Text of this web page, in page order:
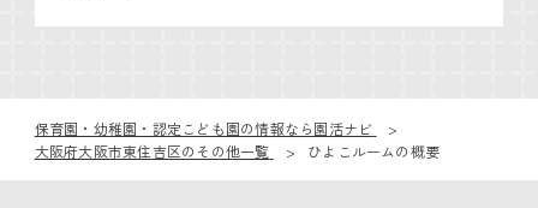
保育園・幼稚園・認定こども園の情報なら園活ナビ
大阪府大阪市東住吉区のその他一覧
ひよこルームの概要